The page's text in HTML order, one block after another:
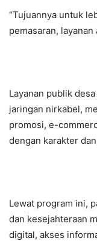
“Tujuannya untuk
pemasaran,
Layanan publik
jaringan nirkabel,
promosi, e-
dengan karakter
Lewat program ini,
dan kesejahteraan
digital, akses